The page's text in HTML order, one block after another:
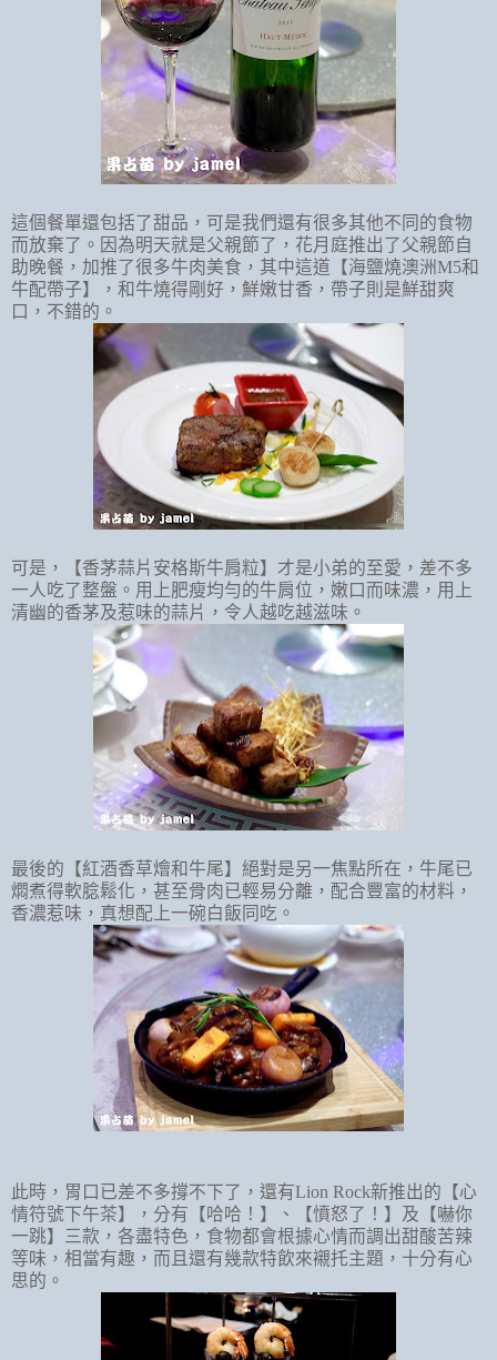
這個餐單還包括了甜品，可是我們還有很多其他不同的食物
而放棄了。因為明天就是父親節了，花月庭推出了父親節自
助晚餐，加推了很多牛肉美食，其中這道【海鹽燒澳洲M5和
牛配帶子】，和牛燒得剛好，鮮嫩甘香，帶子則是鮮甜爽
口，不錯的。
可是，【香茅蒜片安格斯牛肩粒】才是小弟的至愛，差不多
一人吃了整盤。用上肥瘦均勻的牛肩位，嫩口而味濃，用上
清幽的香茅及惹味的蒜片，令人越吃越滋味。
最後的【紅酒香草燴和牛尾】絕對是另一焦點所在，牛尾已
燜煮得軟腍鬆化，甚至骨肉已輕易分離，配合豐富的材料，
香濃惹味，真想配上一碗白飯同吃。
此時，胃口已差不多撐不下了，還有Lion Rock新推出的【心
情符號下午茶】，分有【哈哈！】、【憤怒了！】及【嚇你
一跳】三款，各盡特色，食物都會根據心情而調出甜酸苦辣
等味，相當有趣，而且還有幾款特飲來襯托主題，十分有心
思的。